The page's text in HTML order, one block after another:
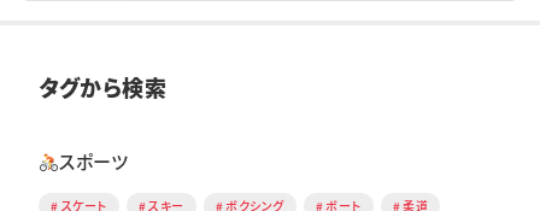
タグから検索
スポーツ
スケート スキー ボクシング ボート 柔道